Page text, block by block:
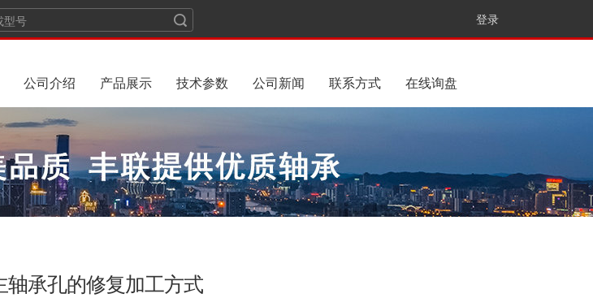
登录
公司介绍 产品展示 技术参数 公司新闻 联系方式 在线询盘
轴承孔的修复加工方式